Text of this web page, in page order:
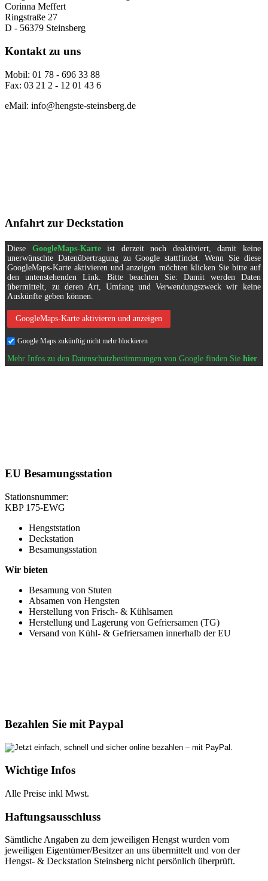
Corinna Meffert
Ringstraße 27
D - 56379 Steinsberg
Kontakt zu uns
Mobil: 01 78 - 696 33 88
Fax: 03 21 2 - 12 01 43 6
eMail: info@hengste-steinsberg.de
Anfahrt zur Deckstation
Diese GoogleMaps-Karteist derzeit noch deaktiviert, damit keine
unerwünschte Datenübertragung zu Google stattfindet. Wenn Sie diese
GoogleMaps-Karte aktivieren und anzeigen möchten klicken Sie bitte auf
den untenstehenden Link. Bitte beachten Sie: Damit werden Daten
übermittelt, zu deren Art, Umfang und Verwendungszweck wir keine
Auskünfte geben können.
GoogleMaps-Karte aktivieren und anzeigen
Google Maps zukünftig nicht mehr blockieren
Mehr Infos zu den Datenschutzbestimmungen von Google finden Siehier
EU Besamungsstation
Stationsnummer:
KBP 175-EWG
Hengststation
Deckstation
Besamungsstation
Wir bieten
Besamung von Stuten
Absamen von Hengsten
Herstellung von Frisch- & Kühlsamen
Herstellung und Lagerung von Gefriersamen (TG)
Versand von Kühl- & Gefriersamen innerhalb der EU
Bezahlen Sie mit Paypal
Wichtige Infos
Alle Preise inkl Mwst.
Haftungsausschluss
Sämtliche Angaben zu dem jeweiligen Hengst wurden vom
jeweiligen Eigentümer/Besitzer an uns übermittelt und von der
Hengst- & Deckstation Steinsberg nicht persönlich überprüft.